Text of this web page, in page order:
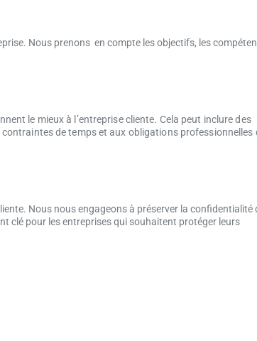
Nous prenons en compte les objectifs, les
le mieux à l’entreprise cliente. Cela peut inclure des
de temps et aux obligations professionnelles
Nous nous engageons à préserver la confidentialité
clé pour les entreprises qui souhaitent protéger leurs